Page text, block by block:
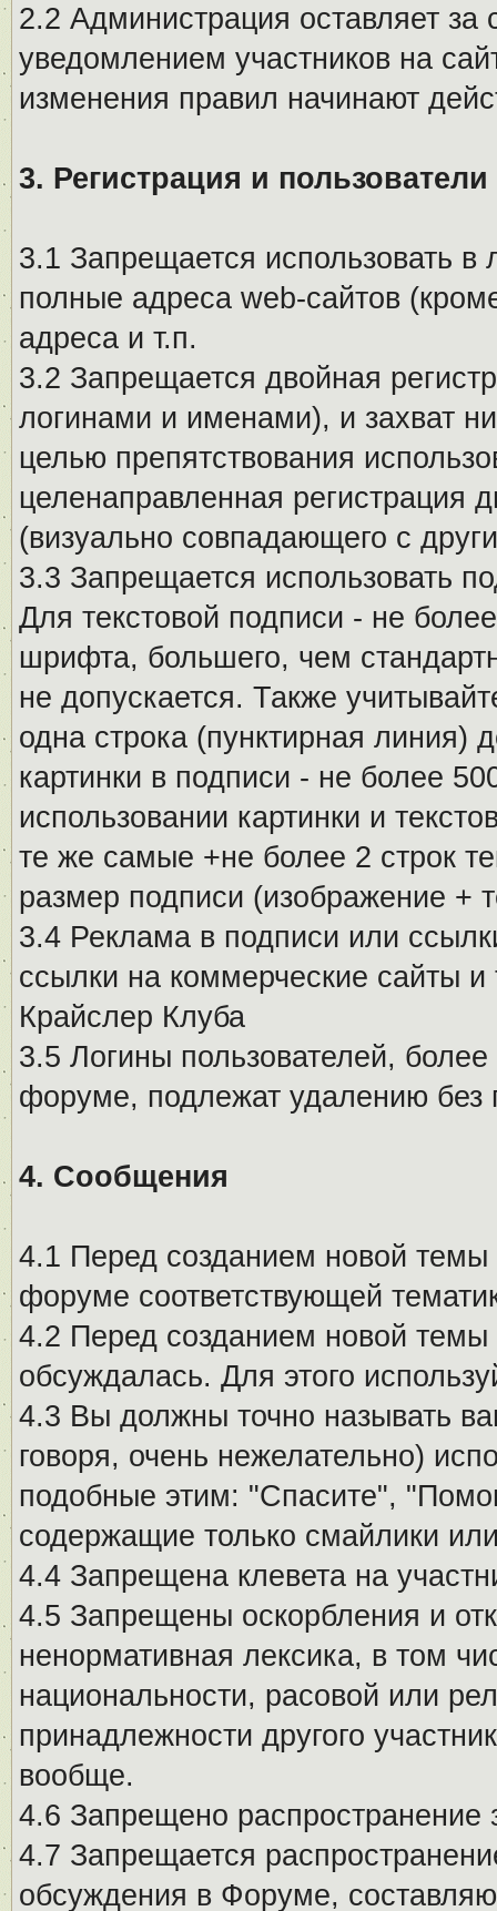
2.2 Администрация оставляет
уведомлением участников на
изменения правил начинают
3. Регистрация и пользователи
3.1 Запрещается использовать
полные адреса web-сайтов
адреса и т.п.
3.2 Запрещается двойная
логинами и именами), и захват
целью препятствования
целенаправленная регистрация
(визуально совпадающего с
3.3 Запрещается использовать
Для текстовой подписи - не
шрифта, большего, чем
не допускается. Также
одна строка (пунктирная линия)
картинки в подписи - не более
использовании картинки и
те же самые +не более 2 строк
размер подписи (изображение +
3.4 Реклама в подписи или
ссылки на коммерческие сайты
Крайслер Клуба
3.5 Логины пользователей,
форуме, подлежат удалению без
4. Сообщения
4.1 Перед созданием новой темы
форуме соответствующей
4.2 Перед созданием новой
обсуждалась. Для этого
4.3 Вы должны точно называть
говоря, очень нежелательно)
подобные этим: "Спасите",
содержащие только смайлики
4.4 Запрещена клевета на
4.5 Запрещены оскорбления и
ненормативная лексика, в том
национальности, расовой или
принадлежности другого
вообще.
4.6 Запрещено
4.7 Запрещается
обсуждения в Форуме,